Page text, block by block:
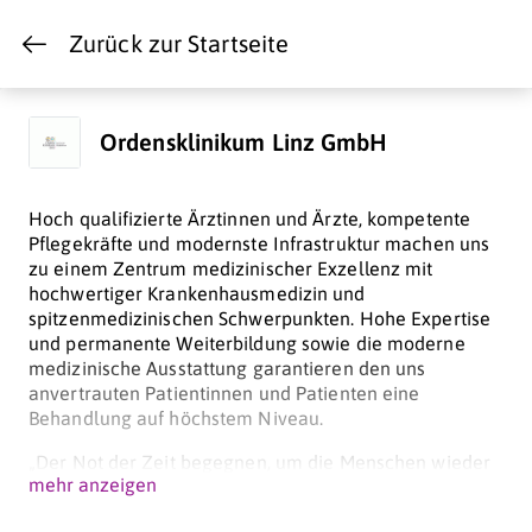
Zurück zur Startseite
Ordensklinikum Linz GmbH
Hoch qualifizierte Ärztinnen und Ärzte, kompetente
Pflegekräfte und modernste Infrastruktur machen uns
zu einem Zentrum medizinischer Exzellenz mit
hochwertiger Krankenhausmedizin und
spitzenmedizinischen Schwerpunkten. Hohe Expertise
und permanente Weiterbildung sowie die moderne
medizinische Ausstattung garantieren den uns
anvertrauten Patientinnen und Patienten eine
Behandlung auf höchstem Niveau.
„Der Not der Zeit begegnen, um die Menschen wieder
froh zu machen.“ schreiben wir uns im Ordensklinikum
mehr anzeigen